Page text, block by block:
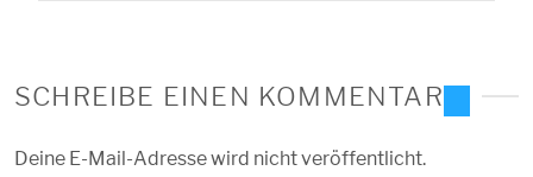
SCHREIBE EINEN KOMMENTAR
Deine E-Mail-Adresse wird nicht veröffentlicht.